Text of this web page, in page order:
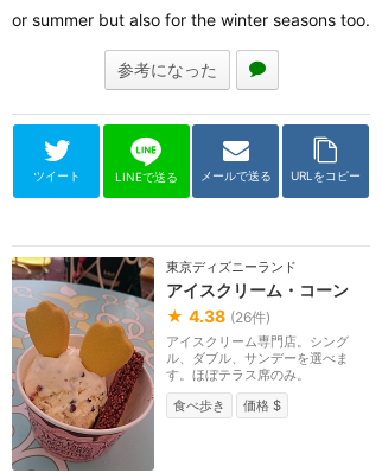
or summer but also for the winter seasons too.
参考になった
ツイート LINEで送る メールで送る URLをコピー
東京ディズニーランド
アイスクリーム・コーン
★ 4.38 (26件)
アイスクリーム専門店。シング
ル、ダブル、サンデーを選べま
す。ほぼテラス席のみ。
食べ歩き
価格 $